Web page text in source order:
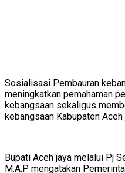
Sosialisasi Pembauran
meningkatkan pemahaman
kebangsaan sekaligus
kebangsaan Kabupaten Aceh
Bupati Aceh jaya melalui Pj
M.A.P mengatakan